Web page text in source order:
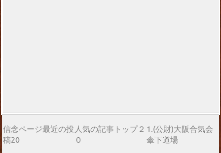
信念ページ最近の投
稿20
人気の記事トップ２
０
1.(公財)大阪合気会
傘下道場